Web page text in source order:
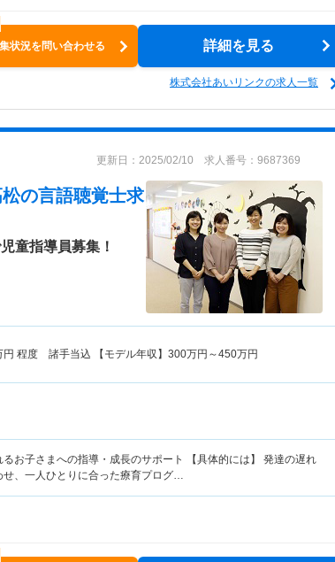
状況を問い合わせる 詳細を見る
株式会社あいリンクの求人一覧
更新日：2025/02/10 求人番号：9687369
の言語聴覚士求
童指導員募集！
円 程度 諸手当込 【モデル年収】 300万円～450万円
お子さまへの指導・成長のサポート 【具体的には】 発達の遅れ
、一人ひとりに合った療育プログ…